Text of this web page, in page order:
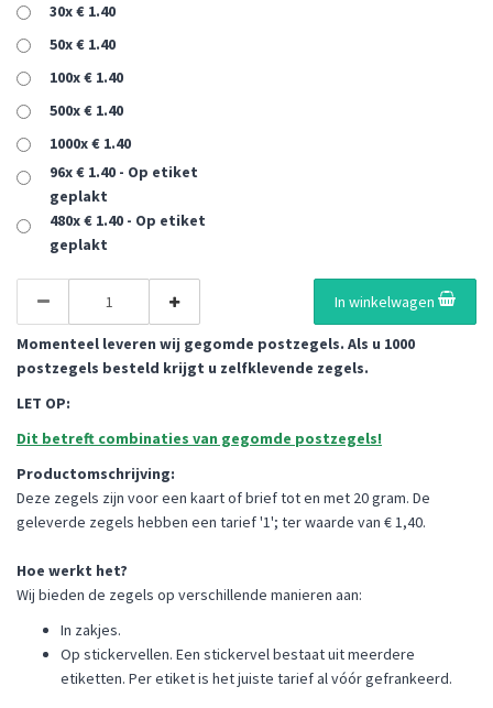
30x € 1.40
50x € 1.40
100x € 1.40
500x € 1.40
1000x € 1.40
96x € 1.40 - Op etiket
geplakt
480x € 1.40 - Op etiket
geplakt
In winkelwagen
Momenteel leveren wij gegomde postzegels. Als u 1000
postzegels besteld krijgt u zelfklevende zegels.
LET OP:
Dit betreft combinaties van gegomde postzegels!
Productomschrijving:
Deze zegels zijn voor een kaart of brief tot en met 20 gram. De
geleverde zegels hebben een tarief '1'; ter waarde van € 1,40.
Hoe werkt het?
Wij bieden de zegels op verschillende manieren aan:
In zakjes.
Op stickervellen. Een stickervel bestaat uit meerdere
etiketten. Per etiket is het juiste tarief al vóór gefrankeerd.